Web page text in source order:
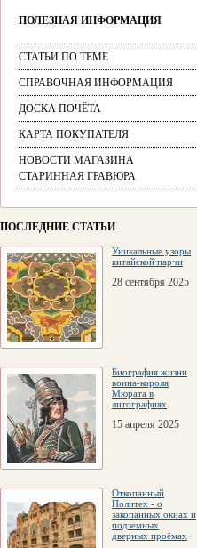
ПОЛЕЗНАЯ ИНФОРМАЦИЯ
СТАТЬИ ПО ТЕМЕ
СПРАВОЧНАЯ ИНФОРМАЦИЯ
ДОСКА ПОЧЁТА
КАРТА ПОКУПАТЕЛЯ
НОВОСТИ МАГАЗИНА
СТАРИННАЯ ГРАВЮРА
ПОСЛЕДНИЕ СТАТЬИ
Уникальные узоры
китайской парчи
28 сентября 2025
Биография жизни
воина-короля
Мюрата в
литографиях
15 апреля 2025
Откопанный
Политех - о
закопанных окнах и
подземных
дверных проёмах